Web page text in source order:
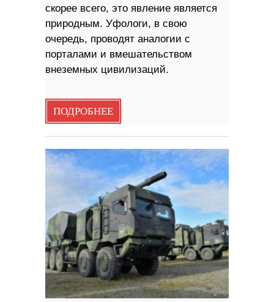
скорее всего, это явление является
природным. Уфологи, в свою
очередь, проводят аналогии с
порталами и вмешательством
внеземных цивилизаций.
ПОДРОБНЕЕ